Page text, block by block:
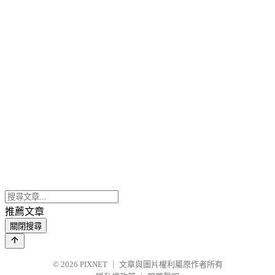
推薦文章
關閉搜尋
© 2026 PIXNET
文章與圖片權利屬原作者所有